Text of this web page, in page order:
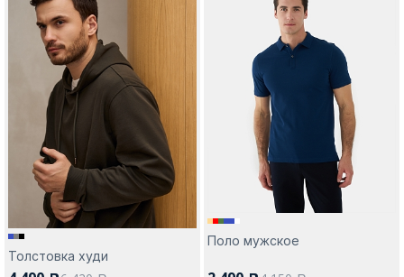
Покупателям
Толстовка худи
Поло мужское